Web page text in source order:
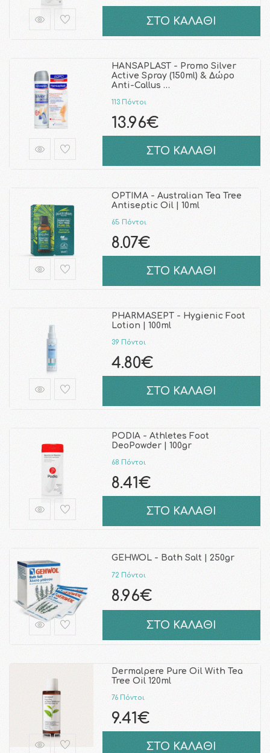
ΣΤΟ ΚΑΛΑΘΙ
HANSAPLAST - Promo Silver
Active Spray (150ml) & Δώρο
Anti-Callus …
113 Πόντοι
13.96€
ΣΤΟ ΚΑΛΑΘΙ
OPTIMA - Australian Tea Tree
Antiseptic Oil | 10ml
65 Πόντοι
8.07€
ΣΤΟ ΚΑΛΑΘΙ
PHARMASEPT - Hygienic Foot
Lotion | 100ml
39 Πόντοι
4.80€
ΣΤΟ ΚΑΛΑΘΙ
PODIA - Athletes Foot
DeoPowder | 100gr
68 Πόντοι
8.41€
ΣΤΟ ΚΑΛΑΘΙ
GEHWOL - Bath Salt | 250gr
72 Πόντοι
8.96€
ΣΤΟ ΚΑΛΑΘΙ
Dermalpere Pure Oil With Tea
Tree Oil 120ml
76 Πόντοι
9.41€
ΣΤΟ ΚΑΛΑΘΙ